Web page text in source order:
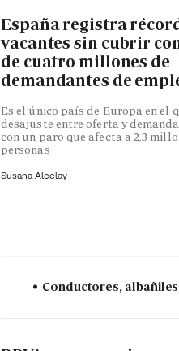
España registra
vacantes sin cubrir
de cuatro millones de
demandantes de
Es el único país de Europa en el
desajuste entre oferta y
con un paro que afecta a 2,3
personas
Susana Alcelay
Conductores,